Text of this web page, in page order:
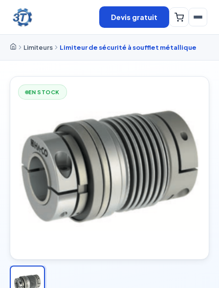
Devis gratuit
Limiteurs Limiteur de sécurité à soufflet métallique
EN STOCK